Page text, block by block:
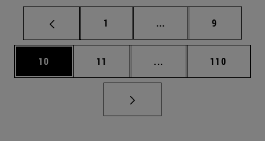
Página
1 ... Páginas intermedias
Página
9
Página
10 Página
11 ... Páginas intermedias
Página
110